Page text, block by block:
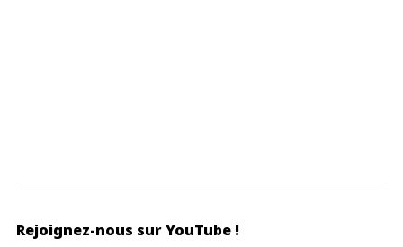
Rejoignez-nous sur YouTube !